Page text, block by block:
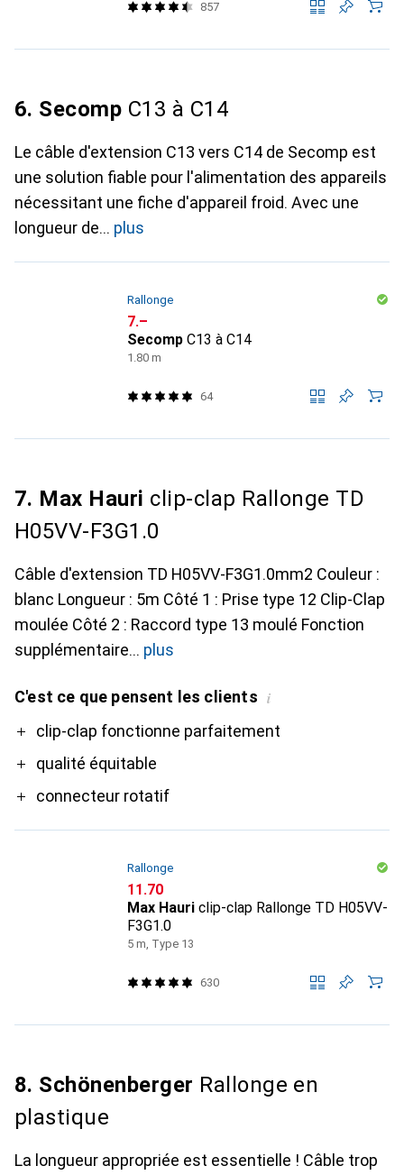
857
6. Secomp C13 à C14
Le câble d'extension C13 vers C14 de Secomp est
une solution fiable pour l'alimentation des appareils
nécessitant une fiche d'appareil froid. Avec une
longueur de
plus
Rallonge
CHF
7.–
Secomp C13 à C14
1.80 m
64
7. Max Hauri clip-clap Rallonge TD
H05VV-F3G1.0
Câble d'extension TD H05VV-F3G1.0mm2 Couleur :
blanc Longueur : 5m Côté 1 : Prise type 12 Clip-Clap
moulée Côté 2 : Raccord type 13 moulé Fonction
supplémentaire
plus
C'est ce que pensent les clients i
Proclip-clap fonctionne parfaitement
qualité équitable
connecteur rotatif
Rallonge
CHF
11.70
Max Hauri clip-clap Rallonge TD H05VV-
F3G1.0
5 m, Type 13
630
8. Schönenberger Rallonge en
plastique
La longueur appropriée est essentielle ! Câble trop